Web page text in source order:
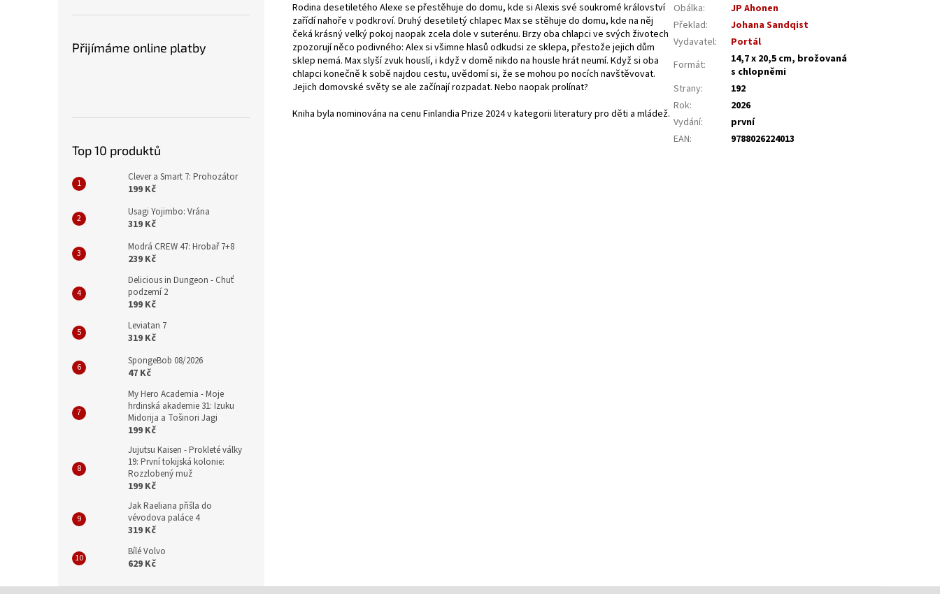
Přijímáme online platby
Top 10 produktů
Clever a Smart 7: Prohozátor
199 Kč
Usagi Yojimbo: Vrána
319 Kč
Modrá CREW 47: Hrobař 7+8
239 Kč
Delicious in Dungeon - Chuť
podzemí 2
199 Kč
Leviatan 7
319 Kč
SpongeBob 08/2026
47 Kč
My Hero Academia - Moje
hrdinská akademie 31: Izuku
Midorija a Tošinori Jagi
199 Kč
Jujutsu Kaisen - Prokleté války
19: První tokijská kolonie:
Rozzlobený muž
199 Kč
Jak Raeliana přišla do
vévodova paláce 4
319 Kč
Bílé Volvo
629 Kč
Rodina desetiletého Alexe se přestěhuje do domu, kde si Alexis své soukromé království
zařídí nahoře v podkroví. Druhý desetiletý chlapec Max se stěhuje do domu, kde na něj
čeká krásný velký pokoj naopak zcela dole v suterénu. Brzy oba chlapci ve svých životech
zpozorují něco podivného: Alex si všimne hlasů odkudsi ze sklepa, přestože jejich dům
sklep nemá. Max slyší zvuk houslí, i když v domě nikdo na housle hrát neumí. Když si oba
chlapci konečně k sobě najdou cestu, uvědomí si, že se mohou po nocích navštěvovat.
Jejich domovské světy se ale začínají rozpadat. Nebo naopak prolínat?
Kniha byla nominována na cenu Finlandia Prize 2024 v kategorii literatury pro děti a mládež.
Obálka:
JP Ahonen
Překlad:
Johana Sandqist
Vydavatel:
Portál
Formát:
14,7 x 20,5 cm, brožovaná
s chlopněmi
Strany:
192
Rok:
2026
Vydání:
první
EAN: 9788026224013